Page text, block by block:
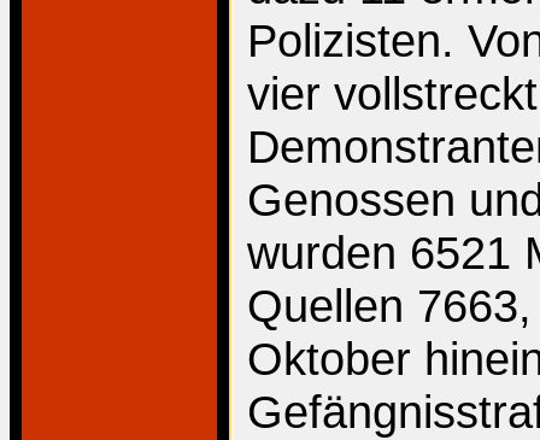
Polizisten.
vier
Genossen
wurden 6521
Quellen
Oktober